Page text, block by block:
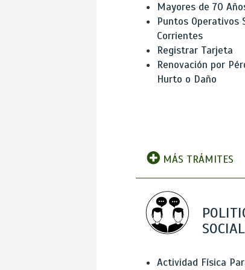
Mayores de 70
Puntos Operativos
Corrientes
Registrar Tarjeta
Renovación por
Hurto o Daño
MÁS TRÁMITES
Actividad Física